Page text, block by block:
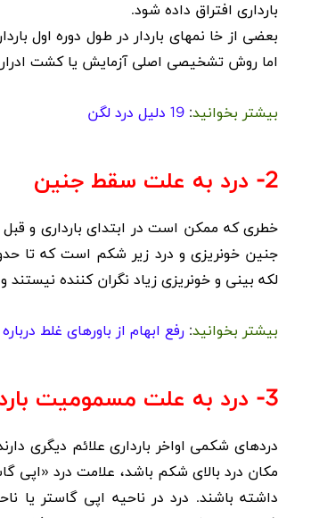
بارداری افتراق داده شود.
بعضی از خا نمهای باردار در طول دوره اول
اما روش تشخیصی اصلی آزمایش یا کشت
بیشتر بخوانید: 19 دلیل درد لگن
2- درد به علت سقط جنین
خطری که ممکن است در ابتدای بارداری و قبل
جنین خونریزی و درد زیر شکم است که تا
لکه بینی و خونریزی زیاد نگران کننده
بیشتر بخوانید: رفع ابهام از باورهای غلط
3- درد به علت مسمومیت بارداری
دردهای شکمی اواخر بارداری علائم دیگری
مکان درد بالای شکم باشد، علامت درد «اپی
داشته باشند. درد در ناحیه اپی گاستر